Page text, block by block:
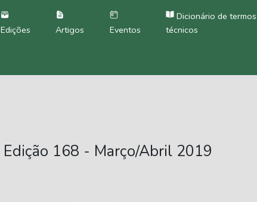
Edições Artigos Eventos
Dicionário de termos
técnicos
Edição 168 - Março/Abril 2019